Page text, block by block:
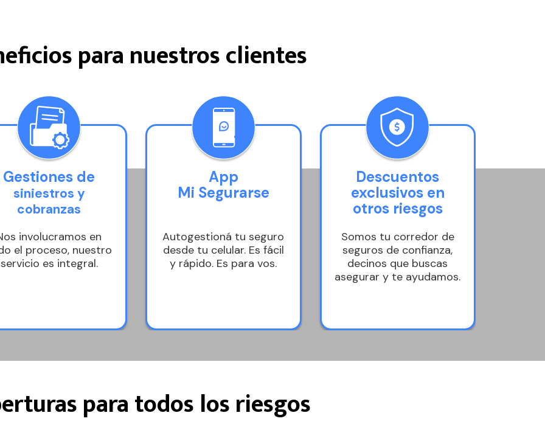
para nuestros clientes
Gestiones de
siniestros y
cobranzas
involucramos en
el proceso, nuestro
servicio es integral.
App
Mi Segurarse
Autogestioná tu seguro
desde tu celular. Es fácil
y rápido. Es para vos.
Descuentos
exclusivos en
otros riesgos
Somos tu corredor de
seguros de confianza,
decinos que buscas
asegurar y te ayudamos.
para todos los riesgos